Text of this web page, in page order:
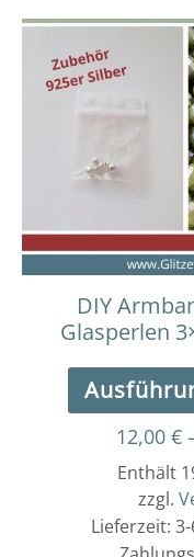
DIY
Glasperlen
12,00 €
Enthält
zzgl.
Lieferzeit: